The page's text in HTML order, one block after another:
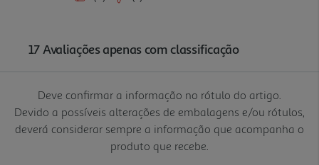
Deve confirmar a informação no rótulo do artigo.
Devido a possíveis alterações de embalagens e/ou rótulos,
deverá considerar sempre a informação que acompanha o
produto que recebe.